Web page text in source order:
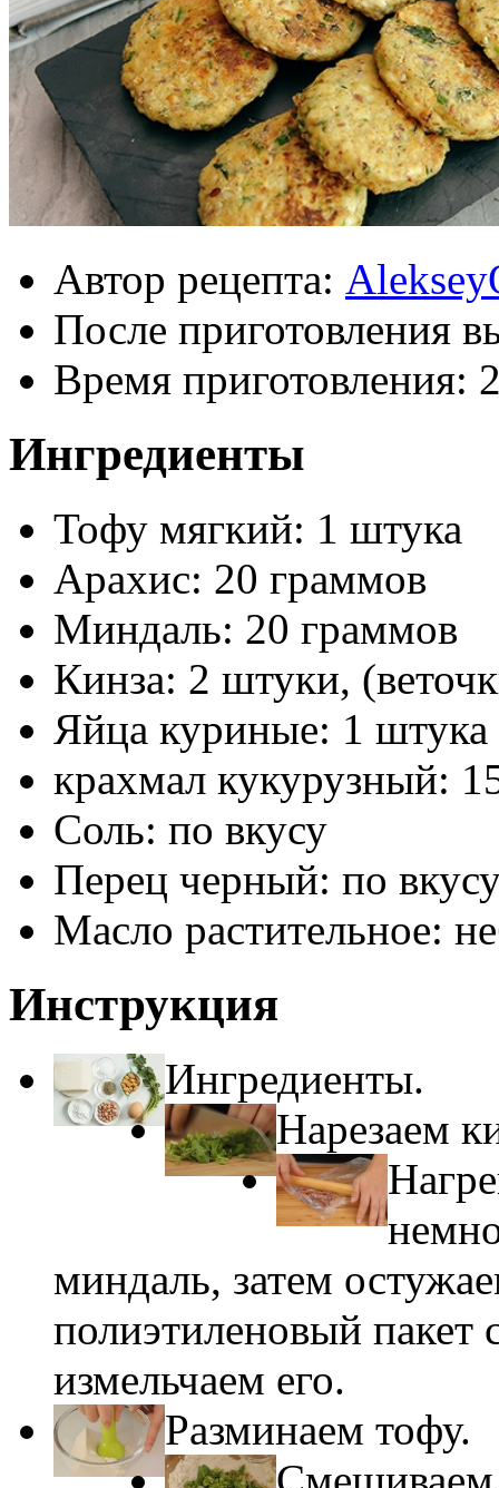
Автор рецепта:
После приготовления
Время приготовления:
Ингредиенты
Тофу мягкий: 1 штука
Арахис: 20 граммов
Миндаль: 20 граммов
Кинза: 2 штуки,
Яйца куриные: 1 штука
крахмал кукурузный:
Соль: по вкусу
Перец черный: по
Масло растительное:
Инструкция
Ингредиенты.
Нарезаем
миндаль, затем
полиэтиленовый пакет
измельчаем его.
Разминаем тофу.